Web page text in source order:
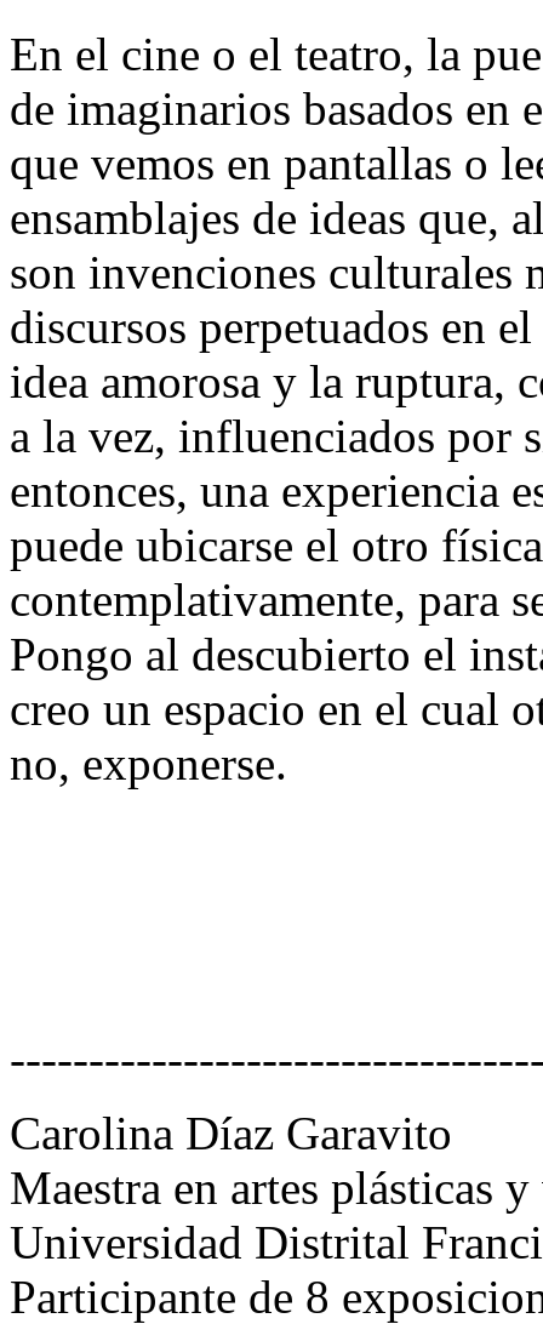
En el cine o el teatro, la
de imaginarios basados en
que vemos en pantallas o
ensamblajes de ideas que,
son invenciones culturales
discursos perpetuados en
idea amorosa y la ruptura,
a la vez, influenciados por
entonces, una experiencia
puede ubicarse el otro
contemplativamente, para
Pongo al descubierto el
creo un espacio en el cual
no, exponerse.
Carolina Díaz Garavito
Maestra en artes plásticas
Universidad Distrital
Participante de 8